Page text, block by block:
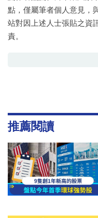
點，僅屬筆者個人意見，
站對因上述人士張貼之資
責。
推薦閱讀